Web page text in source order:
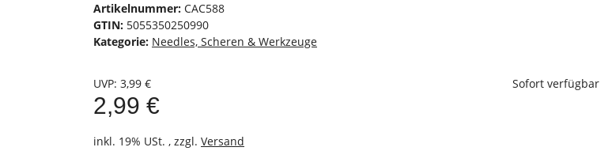
Artikelnummer: CAC588
GTIN: 5055350250990
Kategorie: Needles, Scheren & Werkzeuge
UVP: 3,99 €
2,99 €
inkl. 19% USt. , zzgl. Versand
Sofort verfügbar